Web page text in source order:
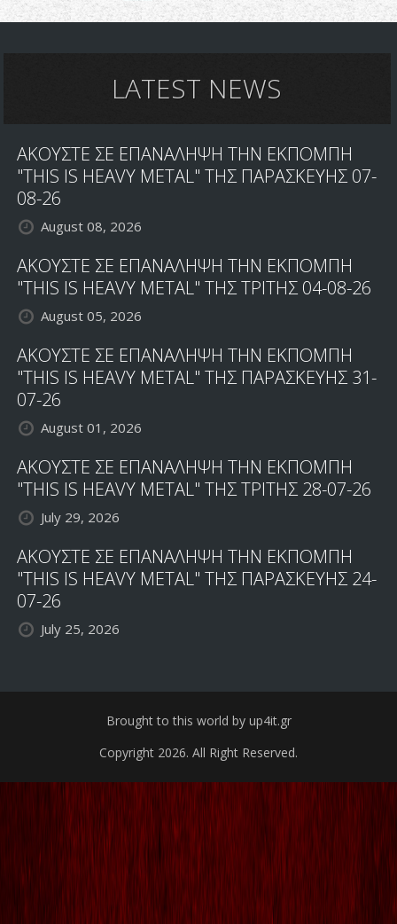
at
the
LATEST NEWS
ΑΚΟΥΣΤΕ ΣΕ ΕΠΑΝΑΛΗΨΗ ΤΗΝ ΕΚΠΟΜΠΗ
"THIS IS HEAVY METAL" ΤΗΣ ΠΑΡΑΣΚΕΥΗΣ 07-
08-26
August 08, 2026
ΑΚΟΥΣΤΕ ΣΕ ΕΠΑΝΑΛΗΨΗ ΤΗΝ ΕΚΠΟΜΠΗ
"THIS IS HEAVY METAL" ΤΗΣ ΤΡΙΤΗΣ 04-08-26
August 05, 2026
ΑΚΟΥΣΤΕ ΣΕ ΕΠΑΝΑΛΗΨΗ ΤΗΝ ΕΚΠΟΜΠΗ
"THIS IS HEAVY METAL" ΤΗΣ ΠΑΡΑΣΚΕΥΗΣ 31-
07-26
August 01, 2026
ΑΚΟΥΣΤΕ ΣΕ ΕΠΑΝΑΛΗΨΗ ΤΗΝ ΕΚΠΟΜΠΗ
"THIS IS HEAVY METAL" ΤΗΣ ΤΡΙΤΗΣ 28-07-26
July 29, 2026
ΑΚΟΥΣΤΕ ΣΕ ΕΠΑΝΑΛΗΨΗ ΤΗΝ ΕΚΠΟΜΠΗ
"THIS IS HEAVY METAL" ΤΗΣ ΠΑΡΑΣΚΕΥΗΣ 24-
07-26
July 25, 2026
Brought to this world by up4it.gr
Copyright 2026. All Right Reserved.